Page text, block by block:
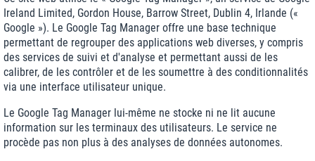
Ireland Limited, Gordon House, Barrow Street, Dublin 4, Irlande («
Google »). Le Google Tag Manager offre une base technique
permettant de regrouper des applications web diverses, y compris
des services de suivi et d'analyse et permettant aussi de les
calibrer, de les contrôler et de les soumettre à des conditionnalités
via une interface utilisateur unique.
Le Google Tag Manager lui-même ne stocke ni ne lit aucune
information sur les terminaux des utilisateurs. Le service ne
procède pas non plus à des analyses de données autonomes.